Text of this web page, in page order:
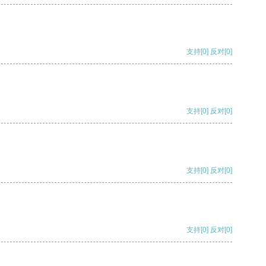
支持[0] 反对[0]
支持[0] 反对[0]
支持[0] 反对[0]
支持[0] 反对[0]